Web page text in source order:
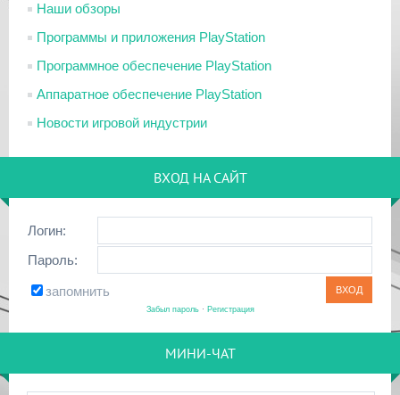
Наши обзоры
Программы и приложения PlayStation
Программное обеспечение PlayStation
Аппаратное обеспечение PlayStation
Новости игровой индустрии
ВХОД НА САЙТ
Логин:
Пароль:
запомнить
Забыл пароль· Регистрация
МИНИ-ЧАТ